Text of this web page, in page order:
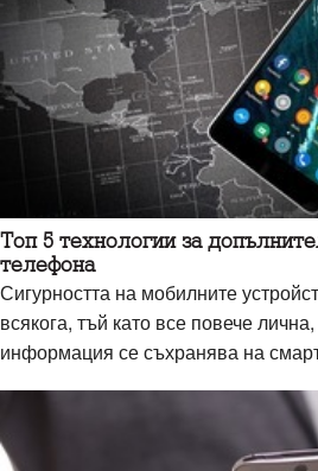
Топ 5 технологии за
телефона
Сигурността на мобилните
всякога, тъй като все повече
информация се съхранява на